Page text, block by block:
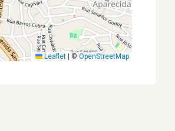
Leaflet © OpenStreetMap